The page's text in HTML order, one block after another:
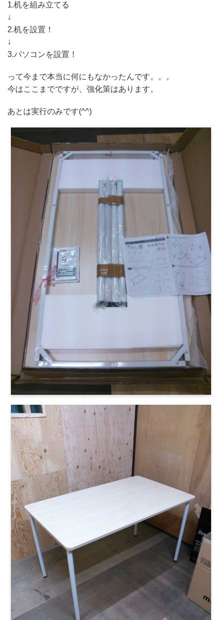
1.机を組み立てる
↓
2.机を設置！
↓
3.パソコンを設置！
って今まで本当に何にもなかったんです。。。
今はここまでですが、強化策はあります。
あとは実行のみです(^^)